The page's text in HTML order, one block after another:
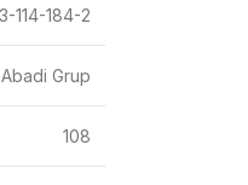
114-184-2
Grup
108